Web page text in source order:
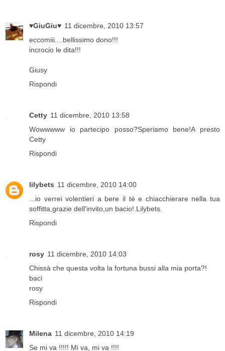
♥GiuGiu♥ 11 dicembre, 2010 13:57
eccomiii....bellissimo dono!!!
incrocio le dita!!!
Giusy
Rispondi
Cetty 11 dicembre, 2010 13:58
Wowwwww io partecipo posso?Speriamo bene!A presto
Cetty
Rispondi
lilybets 11 dicembre, 2010 14:00
...io verrei volentieri a bere il tè e chiacchierare nella tua
soffitta,grazie dell'invito,un bacio!.Lilybets.
Rispondi
rosy 11 dicembre, 2010 14:03
Chissà che questa volta la fortuna bussi alla mia porta?!
baci
rosy
Rispondi
Milena 11 dicembre, 2010 14:19
Se mi va !!!!! Mi va, mi va !!!!